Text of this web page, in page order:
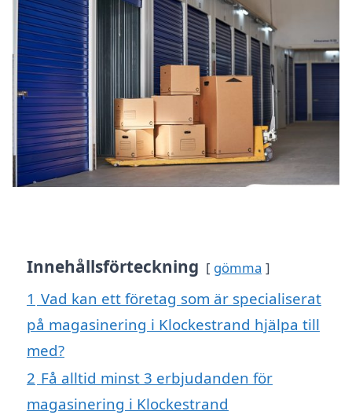
Innehållsförteckning gömma
1 Vad kan ett företag som är specialiserat
på magasinering i Klockestrand hjälpa till
med?
2 Få alltid minst 3 erbjudanden för
magasinering i Klockestrand